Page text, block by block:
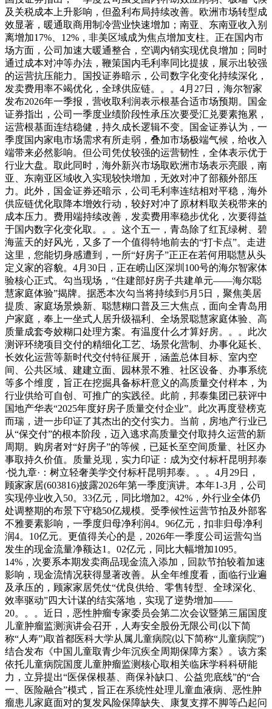
及关税成本上升影响，但盈利布局持续改善。欧洲市场转型成
效显著，暖通取商用制冷营业快速增加；南亚、东南亚收入别
离增加17%、12%，非美区域成为焦点增加支柱。正在国内市
场方面，公司加速大暖通整合，空调内销实现优良增加；同时
通过成本对冲等办法，鞭策国内毛利率同比提拔，展示出较强
的运营抗压能力。国投证券暗示，公司数字化变化持续深化，
发卖费用率不竭优化，全球供应链。。。4月27日，海尔智家
发布2026年一季报，营收取利润表示根基合适市场预期。国金
证券指出，公司一季度业绩阶段性承压次要受汇兑要素拖累，
运营根基面连结稳健，持久成长逻辑不变。国金证券认为，一
季度国内家电市场需求有所走弱，叠加市场极端气候，给收入
端带来必然影响。但公司凭仗较强的运营韧性，全体表示优于
行业大盘。取此同时，海外新兴市场取欧洲市场表示亮眼，南
亚、东南亚区域收入实现较快增加，无效对冲了部额外部压
力。此外，国金证券还暗示，公司毛利率连结相对平稳，海外
供应链优化取降本增效行动，较好对冲了原材料取关税带来的
成本压力。费用端持续改善，发卖费用率稳步优化，次要得益
于国内数字化变化取。。。这个五一，青岛除了红瓦绿树、碧
海蓝天的好风光，又多了一个值得特地前去的“打卡点”。走进
这里，您能切身感遭到，一所“好房子”正正在若何用聪慧从头
定义家的容貌。4月30日，正在崂山区深圳100号的海尔智家体
验核心正式。勾当现场，“住建部好房子共建单元——海尔聪
慧家庭体验”揭牌。据悉本次勾当将持续到5月5日，聚焦美居
提质、家庭场景焕新、聪慧糊口普及三大焦点，面向全青岛用
户家庭，奉上一坐式人居升级福利、全场景聪慧家庭体验、高
质量成套夸姣糊口处理方案。有温度什么才算好房。。。此次
测评环绕项目交付的精细化工艺、场景化营制、办事化延长、
长效化运营等新时代交付特征展开，涵盖总体目标、室内空
间、公共区域、建建立面、园林景不雅、社区设备、办事系统
等多个维度，旨正在挖掘具备标杆意义的高质量交付样本，为
行业供给可自创、可推广的实践径。此前，邦泰集团已获评中
国地产华表“2025年度好房子质量交付企业”。此次再度登榜克
而瑞，进一步印证了其杰出的交付实力。当前，房地产行业已
从“保交付”的根本阶段，迈入逃求高质量交付取持久运营的新
周期。购房者对“好房子”的等候，已延长至空间质量、社区办
事取持久价值。质量兑现，实力印证：成为交付标杆昆明邦泰
·悦九章·：树立轻奢美学交付标杆昆明邦泰。。。4月29日，
顾家家居(603816)披露2026年第一季度演讲。本年1-3月，公司
实现停业收入50。33亿元，同比增加2。42%，外行业全体仍
处调整期的布景下守稳50亿规模。受季候性运营节拍及外部客
不雅要素影响，一季度归母净利润4。96亿元，扣非归母净利
润4。10亿元。更值得关心的是，2026年一季度公司运营勾当
发生的现金流量净额达1。02亿元，同比大幅增加1095。
14%，次要系本期发卖商品现金流入添加，回款节拍较着加速
影响，现金流情况获得显著改善。从全年维度看，面临行业遍
及承压的，顾家家居凭仗“优良供给、零售转型、全球深化、
效率驱动”四大计谋的结实落地，实现了逆势增加——
20。。。近日，恶性肿瘤专家委员会第二次会议暨第三届国度
儿童肿瘤监测演讲会召开，人寿安全股份无限公司(以下简
称“人寿”)取首都医科大学从属儿童病院(以下简称“儿童病院”)
结合发布《中国儿童取青少年沉疾全周期保障方案》。该方案
依托儿童病院国度儿童肿瘤监测核心取相关临床学科科研能
力，立异提出“医保保根基、商保补缺口、公益兜底线”的“合
一、医险融合”模式，旨正在系统性处理儿童血液病、恶性肿
瘤患儿家庭面对的复发风险保障缺失、康复支撑不脚等凸起问